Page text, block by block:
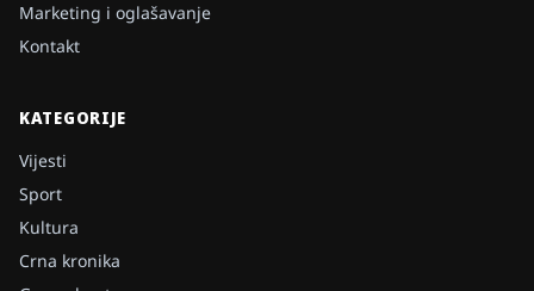
Marketing i oglašavanje
Kontakt
KATEGORIJE
Vijesti
Sport
Kultura
Crna kronika